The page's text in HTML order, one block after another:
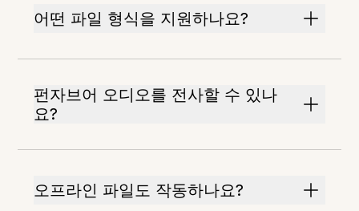
어떤 파일 형식을 지원하나요?
펀자브어 오디오를 전사할 수 있나
요?
오프라인 파일도 작동하나요?